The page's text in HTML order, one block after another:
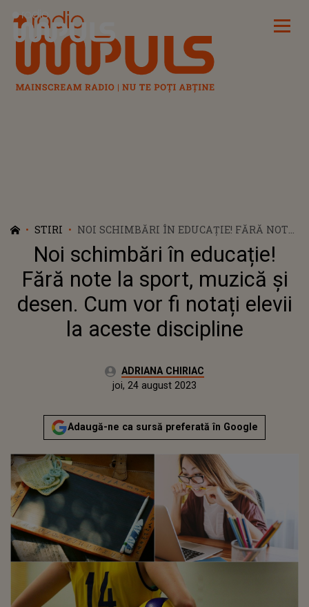
Radio Impuls
STIRI
NOI SCHIMBĂRI ÎN EDUCAȚIE! FĂRĂ NOTE
LA SPORT, MUZICĂ ȘI DESEN. CUM VOR FI
NOTAȚI ELEVII LA ACESTE DISCIPLINE
Noi schimbări în educație!
Fără note la sport, muzică și
desen. Cum vor fi notați elevii
la aceste discipline
Autor:ADRIANA CHIRIAC
miercuri, 24 august 2022Actualizat:
joi, 24 august 2023
Adaugă-ne ca sursă preferată în Google